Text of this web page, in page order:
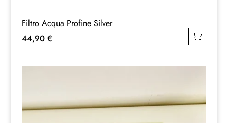
Filtro Acqua Profine Silver
44,90 €